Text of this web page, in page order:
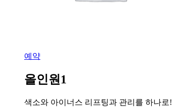
예약
올인원1
색소와 아이너스 리프팅과 관리를 하나로!